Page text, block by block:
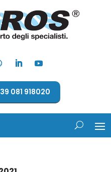
081 918020